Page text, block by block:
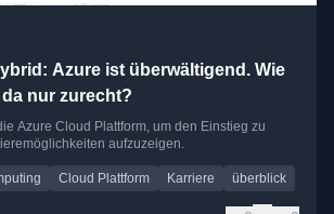
Azure ist überwältigend. Wie
nur zurecht?
Azure Cloud Plattform, um den Einstieg zu
aufzuzeigen.
Cloud Plattform Karriere überblick